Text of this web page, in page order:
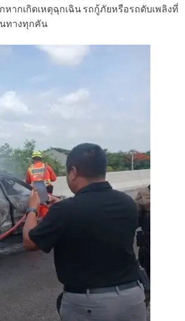
ากเกิดเหตุฉุกเฉิน รถกู้ภัยหรือรถดับเพลิงที่
นทางทุกคัน